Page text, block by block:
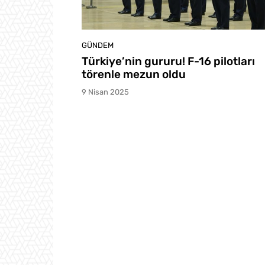
GÜNDEM
Türkiye’nin gururu! F-16 pilotları
törenle mezun oldu
9 Nisan 2025